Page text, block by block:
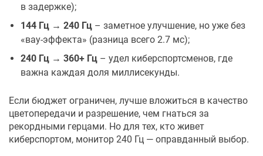
в задержке);
144 Гц → 240 Гц – заметное улучшение, но уже без
«вау-эффекта» (разница всего 2.7 мс);
240 Гц → 360+ Гц – удел киберспортсменов, где
важна каждая доля миллисекунды.
Если бюджет ограничен, лучше вложиться в качество
цветопередачи и разрешение, чем гнаться за
рекордными герцами. Но для тех, кто живет
киберспортом, монитор 240 Гц — оправданный выбор.